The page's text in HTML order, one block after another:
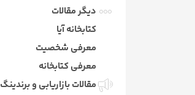
دیگر مقالات
کتابخانه آیا
معرفی شخصیت
معرفی کتابخانه
مقالات بازاریابی و برندینگ